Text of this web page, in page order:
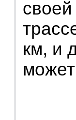
км, и